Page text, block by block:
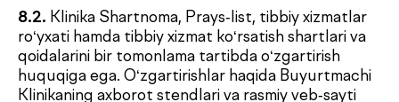
Copyright © 2026, De factum. Barcha huquqlar himoyalangan
Maxfiylik siyosati
Saytfuture-group.uztomonidan ishlab chiqilgan